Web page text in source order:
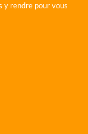
y rendre pour vous